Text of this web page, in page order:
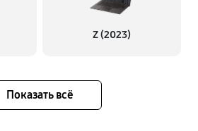
Z (2023)
Показать всё